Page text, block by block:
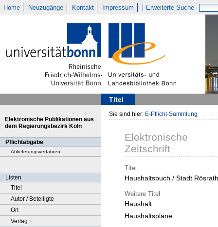
Home Neuzugänge Kontakt Impressum Erweiterte Suche
Titel
Elektronische Publikationen aus
dem Regierungsbezirk Köln
Pflichtabgabe
Ablieferungsverfahren
Listen
Titel
Autor / Beteiligte
Ort
Verlag
Sie sind hier: E-Pflicht-Sammlung
Elektronische
Zeitschrift
Titel
Haushaltsbuch / Stadt Rösrath
Weitere Titel
Haushalt
Haushaltspläne